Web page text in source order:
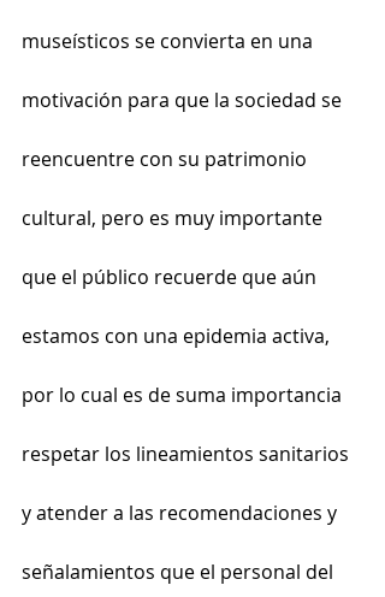
museísticos se convierta en una
motivación para que la sociedad se
reencuentre con su patrimonio
cultural, pero es muy importante
que el público recuerde que aún
estamos con una epidemia activa,
por lo cual es de suma importancia
respetar los lineamientos sanitarios
y atender a las recomendaciones y
señalamientos que el personal del